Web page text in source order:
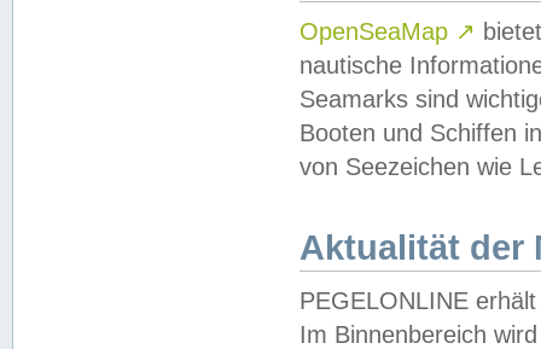
OpenSeaMap ↗
nautische
Seamarks sind
Booten und Schiffen
von Seezeichen wie
Aktualität der
PEGELONLINE
Im Binnenbereich